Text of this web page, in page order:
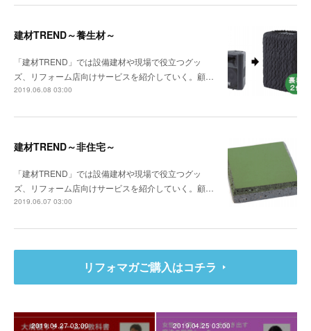
建材TREND～養生材～
「建材TREND」では設備建材や現場で役立つグッ
ズ、リフォーム店向けサービスを紹介していく。顧…
2019.06.08 03:00
建材TREND～非住宅～
「建材TREND」では設備建材や現場で役立つグッ
ズ、リフォーム店向けサービスを紹介していく。顧…
2019.06.07 03:00
リフォマガご購入はコチラ
2019.04.27 03:00 2019.04.25 03:00